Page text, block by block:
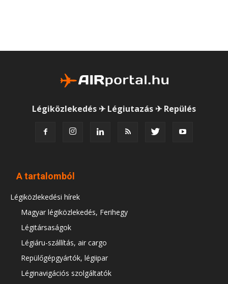
Légiközlekedés ✈ Légiutazás ✈ Repülés
A tartalomból
Légiközlekedési hírek
Magyar légiközlekedés, Ferihegy
Légitársaságok
Légiáru-szállítás, air cargo
Repülőgépgyártók, légiipar
Léginavigációs szolgáltatók